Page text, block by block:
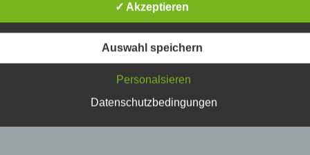
Verarbeitung
Vorgang oder jede solche Vorgangsreihe im
die Organisation, das Ordnen, die Speicherung, die
die Offenlegung durch Übermittlung, Verbreitung
✓ Akzeptieren
Auswahl speichern
Personalsieren
Datenschutzbedingungen